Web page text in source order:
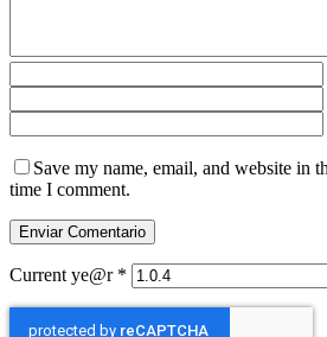
Save my name, email, and website in
time I comment.
Current ye@r *